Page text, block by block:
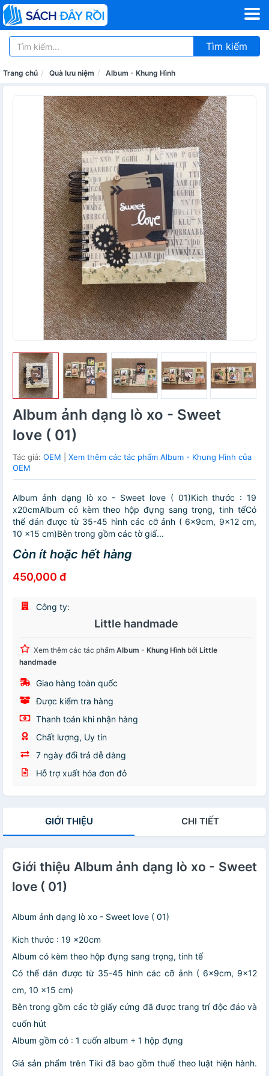
Tìm kiếm
Trang chủ Quà lưu niệm Album - Khung Hình
Album ảnh dạng lò xo - Sweet
love ( 01)
Tác giả: OEM
Xem thêm các tác phẩm Album - Khung Hình của
OEM
Album ảnh dạng lò xo - Sweet love ( 01)Kich thước : 19
x20cmAlbum có kèm theo hộp đựng sang trọng, tinh tếCó
thể dán được từ 35-45 hình các cỡ ảnh ( 6x9cm, 9x12 cm,
10 x15 cm)Bên trong gồm các tờ giấ...
Còn ít hoặc hết hàng
450,000 đ
Công ty:
Little handmade
Xem thêm các tác phẩm Album - Khung Hình bởi Little
handmade
Giao hàng toàn quốc
Được kiểm tra hàng
Thanh toán khi nhận hàng
Chất lượng, Uy tín
7 ngày đổi trả dễ dàng
Hỗ trợ xuất hóa đơn đỏ
GIỚI THIỆU CHI TIẾT
Giới thiệu Album ảnh dạng lò xo - Sweet
love ( 01)
Album ảnh dạng lò xo - Sweet love ( 01)
Kich thước : 19 x20cm
Album có kèm theo hộp đựng sang trọng, tinh tế
Có thể dán được từ 35-45 hình các cỡ ảnh ( 6x9cm, 9x12
cm, 10 x15 cm)
Bên trong gồm các tờ giấy cứng đã được trang trí độc đáo và
cuốn hút
Album gồm có : 1 cuốn album + 1 hộp đựng
Giá sản phẩm trên Tiki đã bao gồm thuế theo luật hiện hành.